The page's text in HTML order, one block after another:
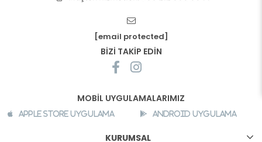
[email protected]
BİZİ TAKİP EDİN
MOBİL UYGULAMALARIMIZ
Apple Store Uygulama Android Uygulama
KURUMSAL